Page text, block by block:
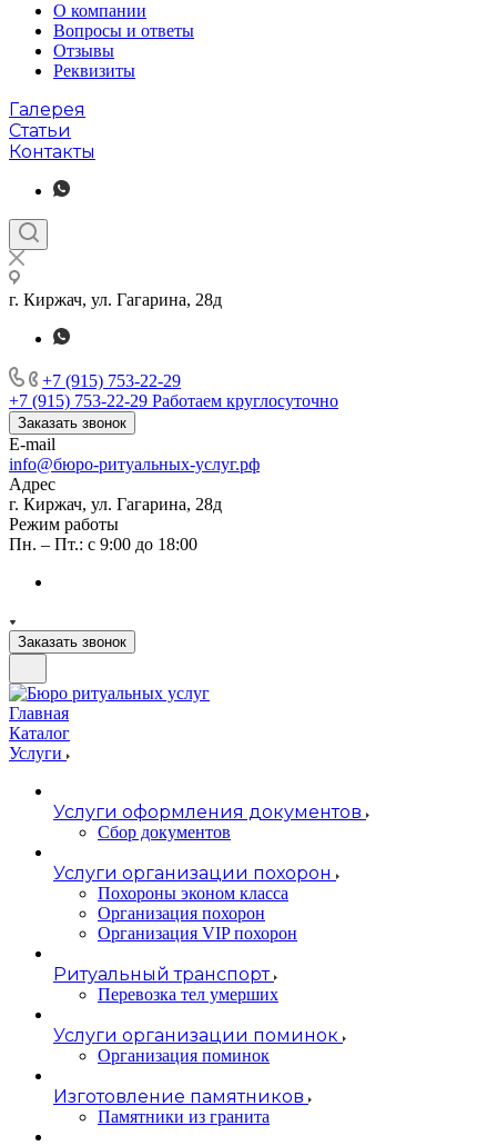
О компании
Вопросы и ответы
Отзывы
Реквизиты
Галерея
Статьи
Контакты
г. Киржач, ул. Гагарина, 28д
+7 (915) 753-22-29
+7 (915) 753-22-29 Работаем круглосуточно
Заказать звонок
E-mail
info@бюро-ритуальных-услуг.рф
Адрес
г. Киржач, ул. Гагарина, 28д
Режим работы
Пн. – Пт.: с 9:00 до 18:00
Заказать звонок
Главная
Каталог
Услуги
Услуги оформления документов
Сбор документов
Услуги организации похорон
Похороны эконом класса
Организация похорон
Организация VIP похорон
Ритуальный транспорт
Перевозка тел умерших
Услуги организации поминок
Организация поминок
Изготовление памятников
Памятники из гранита